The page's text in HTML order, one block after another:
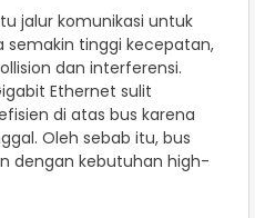
jalur komunikasi untuk
semakin tinggi kecepatan,
dan interferensi.
Ethernet sulit
di atas bus karena
Oleh sebab itu, bus
dengan kebutuhan high-